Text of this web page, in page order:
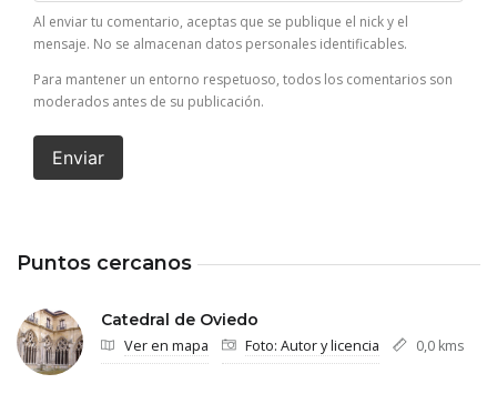
Al enviar tu comentario, aceptas que se publique el nick y el
mensaje. No se almacenan datos personales identificables.
Para mantener un entorno respetuoso, todos los comentarios son
moderados antes de su publicación.
Enviar
Puntos cercanos
Catedral de Oviedo
Ver en mapa Foto: Autor y licencia 0,0 kms